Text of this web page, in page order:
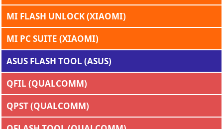
MI FLASH UNLOCK (XIAOMI)
MI PC SUITE (XIAOMI)
ASUS FLASH TOOL (ASUS)
QFIL (QUALCOMM)
QPST (QUALCOMM)